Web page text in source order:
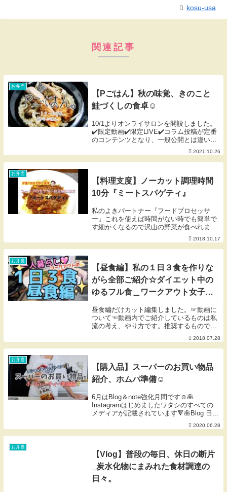
kosu-usa
関連記事
お弁当
【Pごはん】秋の味覚、きのこと
鮭づくしの食卓☺︎
10/1よりオンライサロンを開設しました。
✔️限定動画✔️限定LIVE✔️コラム投稿が定番
のコンテンツとなり、一般公開とは違い、
より濃く深く発信しています♡詳しくは下
記詳細ページに記載しております。皆様の
ご参加をお待ちております♡⚫︎詳細ペ...
2021.10.26
お弁当
【料理支度】ノーカット調理時間
10分『ミートスパゲティ』
私のよきパートナー『フードプロセッサ
ー』これを使えば時間がない時でも簡単で
す細かくなるので沢山の野菜が食べれます
他にはしめじ、なすなどもあいますおスス
メ野菜があったら教えて下さい野菜苦手な
お子さんにおススメです
2018.10.17
お弁当
【昼食編】私の１日３食を作りな
がら全部ご紹介☆ダイエット中の
ゆるフル食＿ワークアウト女子
what i eat in a day 【一人暮ら
し】
昼食編だけカット編集しました。☞動画に
ついて☜動画内でご紹介しているものは私
流の考え、やり方です。推奨するものでも
絶対的なものでもありません。ご自身のラ
イフスタイルにあった方法を見つける為の
参考程度にとどめていただければと思いま
2018.07.28
お弁当
【購入品】スーパーのお買い物品
紹介、ホムパ準備☺︎
6月はBlog＆note強化月間です☺︎🥞
Instagramはじめましたワタシのすべての
メディアが記載されています🔻🥞Blog 日常
のこと🥞note 頑張ってること🥞愛用品 動
画内で使用しているものは楽天Roomに
Linkしています。また私...
2020.06.28
お弁当
【Vlog】普段の毎日、休日の断片
_炭水化物にまみれた食材調達の
日々。